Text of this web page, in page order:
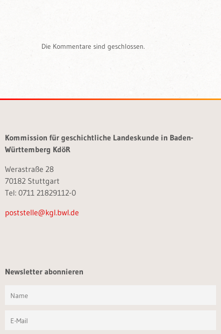
Die Kommentare sind geschlossen.
Kommission für geschichtliche Landeskunde in Baden-
Württemberg KdöR
Werastraße 28
70182 Stuttgart
Tel: 0711 21829112-0
poststelle@kgl.bwl.de
Newsletter abonnieren